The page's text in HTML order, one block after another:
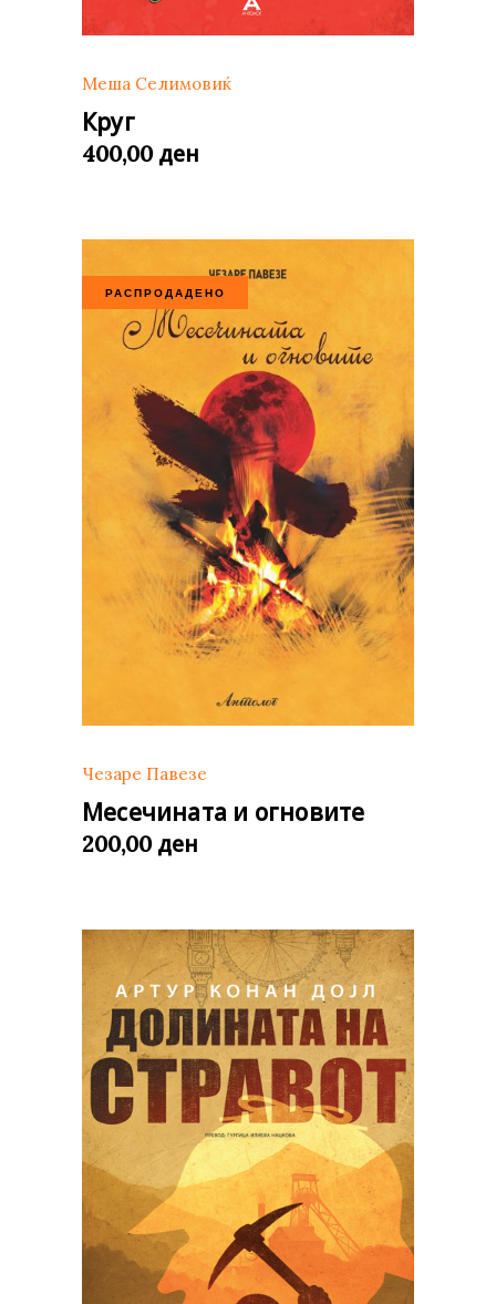
Меша Селимовиќ
Круг
400,00 ден
РАСПРОДАДЕНО
Чезаре Павезе
Месечината и огновите
200,00 ден